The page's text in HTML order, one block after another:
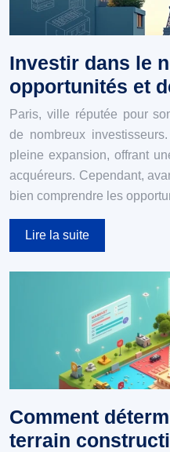
Investir dans le
opportunités et
Paris, ville réputée pour
de nombreux
pleine expansion, offrant
acquéreurs. Cependant,
bien comprendre les
Lire la suite
Comment
terrain